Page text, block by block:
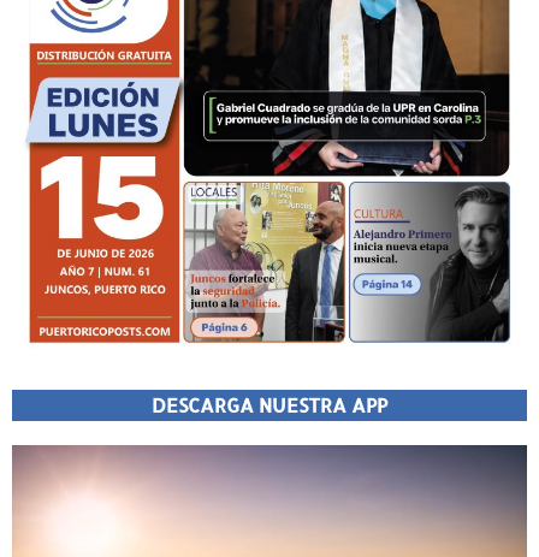
DESCARGA NUESTRA APP